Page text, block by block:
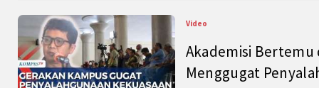
Video
Akademisi Bertemu
Menggugat